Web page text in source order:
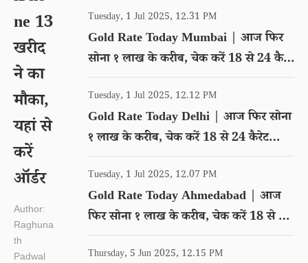
ne 13
खरीद
ने का
मौका,
यहां से
करें
ऑर्डर
Author:
Raghuna
th
Padwal
Tuesday, 1 Jul 2025, 12.31 PM
Gold Rate Today Mumbai | आज फिर
सोना १ लाख के करीब, चेक करें 18 से 24 कैरेट
गोल्ड का रेट
Tuesday, 1 Jul 2025, 12.12 PM
Gold Rate Today Delhi | आज फिर सोना
१ लाख के करीब, चेक करें 18 से 24 कैरेट
गोल्ड का रेट
Tuesday, 1 Jul 2025, 12.07 PM
Gold Rate Today Ahmedabad | आज
फिर सोना १ लाख के करीब, चेक करें 18 से 24
कैरेट गोल्ड का रेट
Thursday, 5 Jun 2025, 12.15 PM